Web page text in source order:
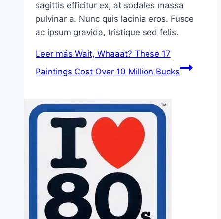
sagittis efficitur ex, at sodales massa
pulvinar a. Nunc quis lacinia eros. Fusce
ac ipsum gravida, tristique sed felis.
Leer más Wait, Whaaat? These 17
Paintings Cost Over 10 Million Bucks